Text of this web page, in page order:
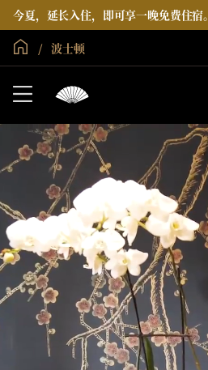
今夏，延长入住，即可享一晚免费住宿。
全球首页
波士顿